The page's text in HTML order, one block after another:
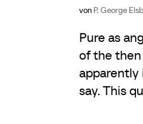
von P. George
Pure as
of the
apparently
say. This